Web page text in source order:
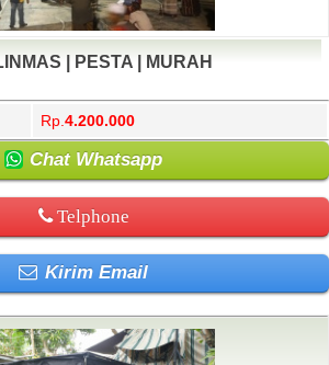
| PESTA | MURAH
Rp. 4.200.000
Chat Whatsapp
Telphone
Kirim Email